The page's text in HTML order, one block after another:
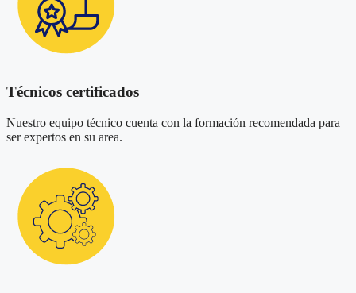
Técnicos certificados
Nuestro equipo técnico cuenta con la formación recomendada para
ser expertos en su area.